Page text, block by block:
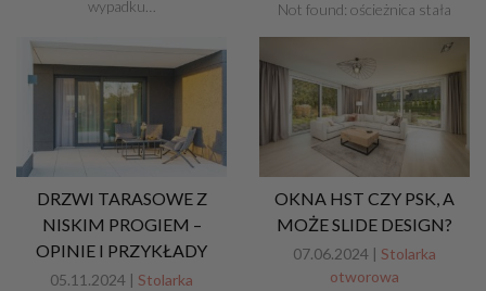
wypadku…
Not found: ościeżnica stała
DRZWI TARASOWE Z
NISKIM PROGIEM –
OPINIE I PRZYKŁADY
05.11.2024 | Stolarka
OKNA HST CZY PSK, A
MOŻE SLIDE DESIGN?
07.06.2024 | Stolarka
otworowa